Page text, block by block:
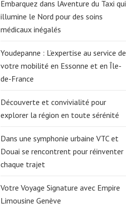
Embarquez dans lAventure du Taxi qui
illumine le Nord pour des soins
médicaux inégalés
Youdepanne : L’expertise au service de
votre mobilité en Essonne et en Île-
de-France
Découverte et convivialité pour
explorer la région en toute sérénité
Dans une symphonie urbaine VTC et
Douai se rencontrent pour réinventer
chaque trajet
Votre Voyage Signature avec Empire
Limousine Genève